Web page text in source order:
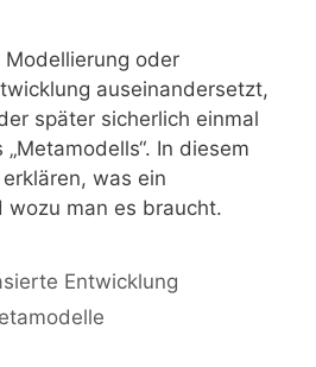
oder
auseinandersetzt,
später sicherlich einmal
In diesem
was ein
wozu man es braucht.
Entwicklung